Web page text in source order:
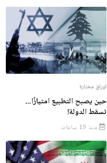
اوراق مختارة
حين يصبح التطبيع امتيازًا...
تسقط الدولة!
منذ 19 ساعات